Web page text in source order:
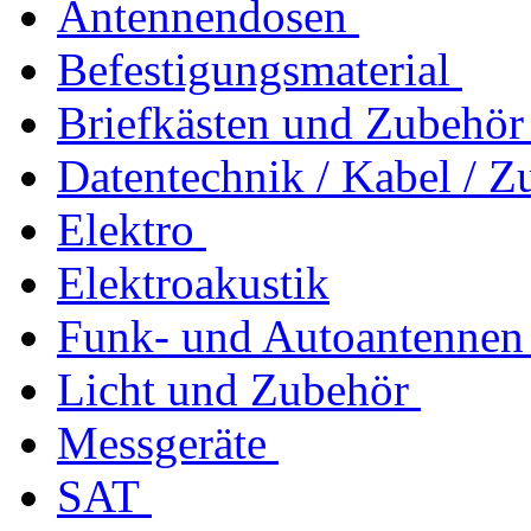
Antennendosen
Befestigungsmaterial
Briefkästen und Zubehör
Datentechnik / Kabel /
Elektro
Elektroakustik
Funk- und Autoantennen
Licht und Zubehör
Messgeräte
SAT